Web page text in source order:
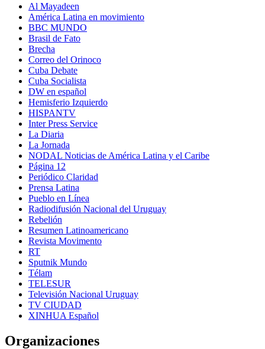
Al Mayadeen
América Latina en movimiento
BBC MUNDO
Brasil de Fato
Brecha
Correo del Orinoco
Cuba Debate
Cuba Socialista
DW en español
Hemisferio Izquierdo
HISPANTV
Inter Press Service
La Diaria
La Jornada
NODAL Noticias de América Latina y el Caribe
Página 12
Periódico Claridad
Prensa Latina
Pueblo en Línea
Radiodifusión Nacional del Uruguay
Rebelión
Resumen Latinoamericano
Revista Movimento
RT
Sputnik Mundo
Télam
TELESUR
Televisión Nacional Uruguay
TV CIUDAD
XINHUA Español
Organizaciones